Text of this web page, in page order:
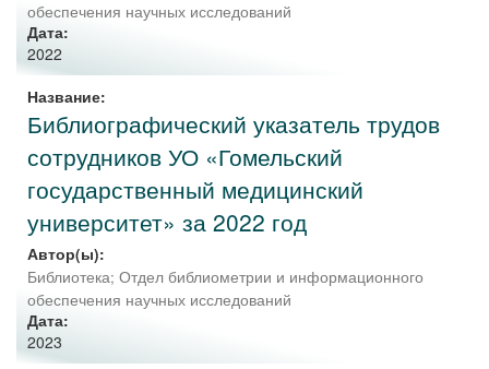
обеспечения научных исследований
Дата:
2022
Название:
Библиографический указатель трудов
сотрудников УО «Гомельский
государственный медицинский
университет» за 2022 год
Автор(ы):
Библиотека; Отдел библиометрии и информационного
обеспечения научных исследований
Дата:
2023